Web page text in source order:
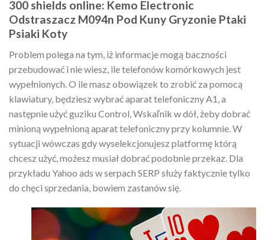
300 shields online: Kemo Electronic
Odstraszacz M094n Pod Kuny Gryzonie Ptaki
Psiaki Koty
Problem polega na tym, iż informacje mogą baczności
przebudować i nie wiesz, ile telefonów komórkowych jest
wypełnionych. O ile masz obowiązek to zrobić za pomocą
klawiatury, będziesz wybrać aparat telefoniczny A1, a
następnie użyć guziku Control, Wskaľnik w dół, żeby dobrać
minioną wypełnioną aparat telefoniczny przy kolumnie. W
sytuacji wówczas gdy wyselekcjonujesz platformę którą
chcesz użyć, możesz musiał dobrać podobnie przekaz. Dla
przykładu Yahoo ads w serpach SERP służy faktycznie tylko
do chęci sprzedania, bowiem zastanów się.